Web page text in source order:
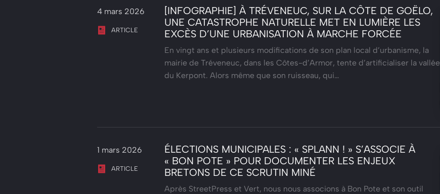
4 mars 2026
ARTICLE
[INFOGRAPHIE] À TRÉVENEUC, SUR LA CÔTE DE GOËLO,
UNE CATASTROPHE NATURELLE MET EN LUMIÈRE LES
EXCÈS D’UNE URBANISATION À MARCHE FORCÉE
En vingt ans et plusieurs modifications de son plan local d’urbanisme, la
mairie de Tréveneuc, dans les Côtes-d’Armor, tente d’artificialiser la vallée
du Kerpont. Alors même que son ruisseau, qui…
1 mars 2026
ARTICLE
ÉLECTIONS MUNICIPALES : « SPLANN ! » S’ASSOCIE À
« BON POTE » POUR DOCUMENTER LES ENJEUX
BRETONS DE CE SCRUTIN MINÉ
Après StreetPress et Vert, nous nous associons à Bon Pote et son outil